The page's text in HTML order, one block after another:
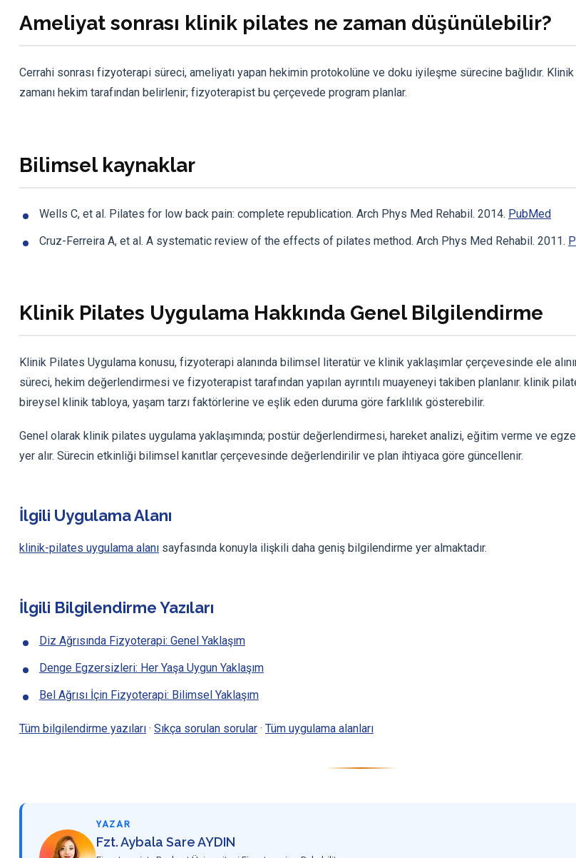
Ameliyat sonrası klinik pilates ne zaman düşünülebilir?
Cerrahi sonrası fizyoterapi süreci, ameliyatı yapan hekimin protokolüne ve doku iyileşme sürecine bağlıdır.
zamanı hekim tarafından belirlenir; fizyoterapist bu çerçevede program planlar.
Bilimsel kaynaklar
Wells C, et al. Pilates for low back pain: complete republication. Arch Phys Med Rehabil. 2014. PubMed
Cruz-Ferreira A, et al. A systematic review of the effects of pilates method. Arch Phys Med Rehabil. 2011.
Klinik Pilates Uygulama Hakkında Genel Bilgilendirme
Klinik Pilates Uygulama konusu, fizyoterapi alanında bilimsel literatür ve klinik yaklaşımlar çerçevesinde ele
süreci, hekim değerlendirmesi ve fizyoterapist tarafından yapılan ayrıntılı muayeneyi takiben planlanır. klinik
bireysel klinik tabloya, yaşam tarzı faktörlerine ve eşlik eden duruma göre farklılık gösterebilir.
Genel olarak klinik pilates uygulama yaklaşımında; postür değerlendirmesi, hareket analizi, eğitim verme ve
yer alır. Sürecin etkinliği bilimsel kanıtlar çerçevesinde değerlendirilir ve plan ihtiyaca göre güncellenir.
İlgili Uygulama Alanı
klinik-pilates uygulama alanı sayfasında konuyla ilişkili daha geniş bilgilendirme yer almaktadır.
İlgili Bilgilendirme Yazıları
Diz Ağrısında Fizyoterapi: Genel Yaklaşım
Denge Egzersizleri: Her Yaşa Uygun Yaklaşım
Bel Ağrısı İçin Fizyoterapi: Bilimsel Yaklaşım
Tüm bilgilendirme yazıları · Sıkça sorulan sorular · Tüm uygulama alanları
YAZAR
Fzt. Aybala Sare AYDIN